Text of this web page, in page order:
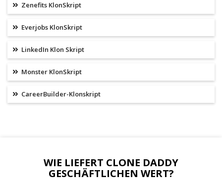
Zenefits KlonSkript
Everjobs KlonSkript
LinkedIn Klon Skript
Monster KlonSkript
CareerBuilder-Klonskript
WIE LIEFERT CLONE DADDY
GESCHÄFTLICHEN WERT?